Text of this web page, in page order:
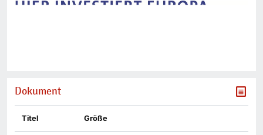
Dokument
Titel Größe